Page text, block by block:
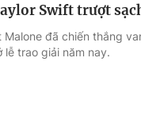
Swift trượt
đã chiến thắng
trao giải năm nay.